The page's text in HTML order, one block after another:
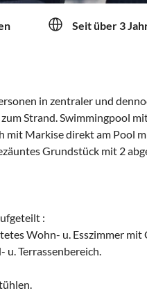
Seit über 3
in zentraler und
Strand. Swimmingpool
mit Markise direkt am Pool
Grundstück mit 2
:
Wohn- u. Esszimmer mit
u. Terrassenbereich.